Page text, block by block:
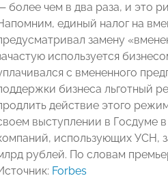
более чем в два раза, и это
единый налог на
замену
используется
с вмененного
бизнеса льготный
действие этого
выступлении в Госдуме
использующих УСН,
рублей. По словам
Forbes